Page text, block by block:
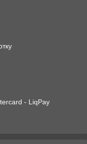
- LiqPay